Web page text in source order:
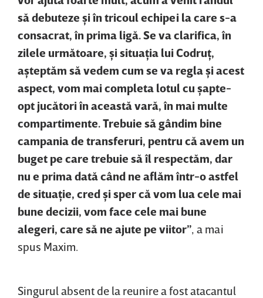
să debuteze şi în tricoul echipei la care s-a
consacrat, în prima ligă. Se va clarifica, în
zilele următoare, şi situaţia lui Codruţ,
aşteptăm să vedem cum se va regla şi acest
aspect, vom mai completa lotul cu şapte-
opt jucători în această vară, în mai multe
compartimente. Trebuie să gândim bine
campania de transferuri, pentru că avem un
buget pe care trebuie să îl respectăm, dar
nu e prima dată când ne aflăm într-o astfel
de situaţie, cred şi sper că vom lua cele mai
bune decizii, vom face cele mai bune
alegeri, care să ne ajute pe viitor” , a mai
spus Maxim.
Singurul absent de la reunire a fost atacantul